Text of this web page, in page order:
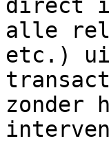
direct
alle
etc.)
zonder